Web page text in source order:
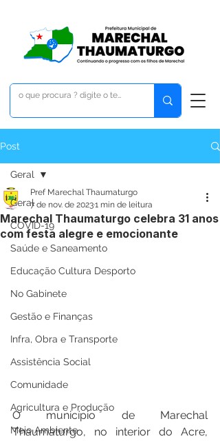
Post
Geral
COVID-19
Saúde e Saneamento
Educação Cultura Desporto
No Gabinete
Gestão e Finanças
Infra, Obra e Transporte
Assistência Social
Comunidade
Agricultura e Produção
Meio Ambiente
Geral
Marechal Thaumaturgo celebra 31 anos
com festa alegre e emocionante
Pref Marechal Thaumaturgo
7 de nov. de 20231 min de leitura
O município de Marechal
Thaumaturgo, no interior do Acre,